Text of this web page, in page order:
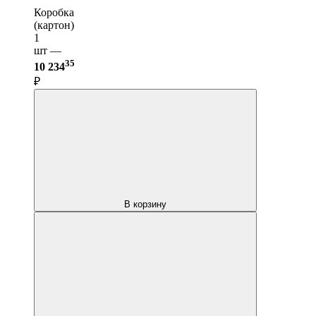
Коробка
(картон)
1
шт —
10 23435
₽
В корзину